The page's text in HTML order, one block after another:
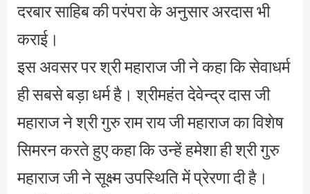
दरबार साहिब की परंपरा के अनुसार अरदास भी
कराई।
इस अवसर पर श्री महाराज जी ने कहा कि सेवाधर्म
ही सबसे बड़ा धर्म है। श्रीमहंत देवेन्द्र दास जी
महाराज ने श्री गुरु राम राय जी महाराज का विशेष
सिमरन करते हुए कहा कि उन्हें हमेशा ही श्री गुरु
महाराज जी ने सूक्ष्म उपस्थिति में प्रेरणा दी है।